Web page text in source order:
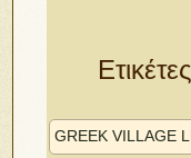
GREEK VILLAGE